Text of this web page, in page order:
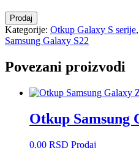
Otkup
Samsung
Galaxy
količina
Prodaj
Kategorije: Otkup Galaxy S serije,
Samsung Galaxy S22
Povezani proizvodi
Otkup Samsung
0,00 RSD Prodaj